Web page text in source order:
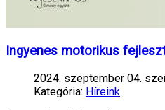
Ingyenes motorikus
2024. szeptember 04.
Kategória: Híreink